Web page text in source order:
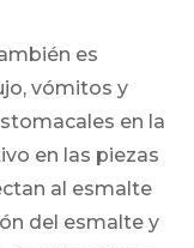
es
vómitos y
en la
en las piezas
al esmalte
del esmalte y